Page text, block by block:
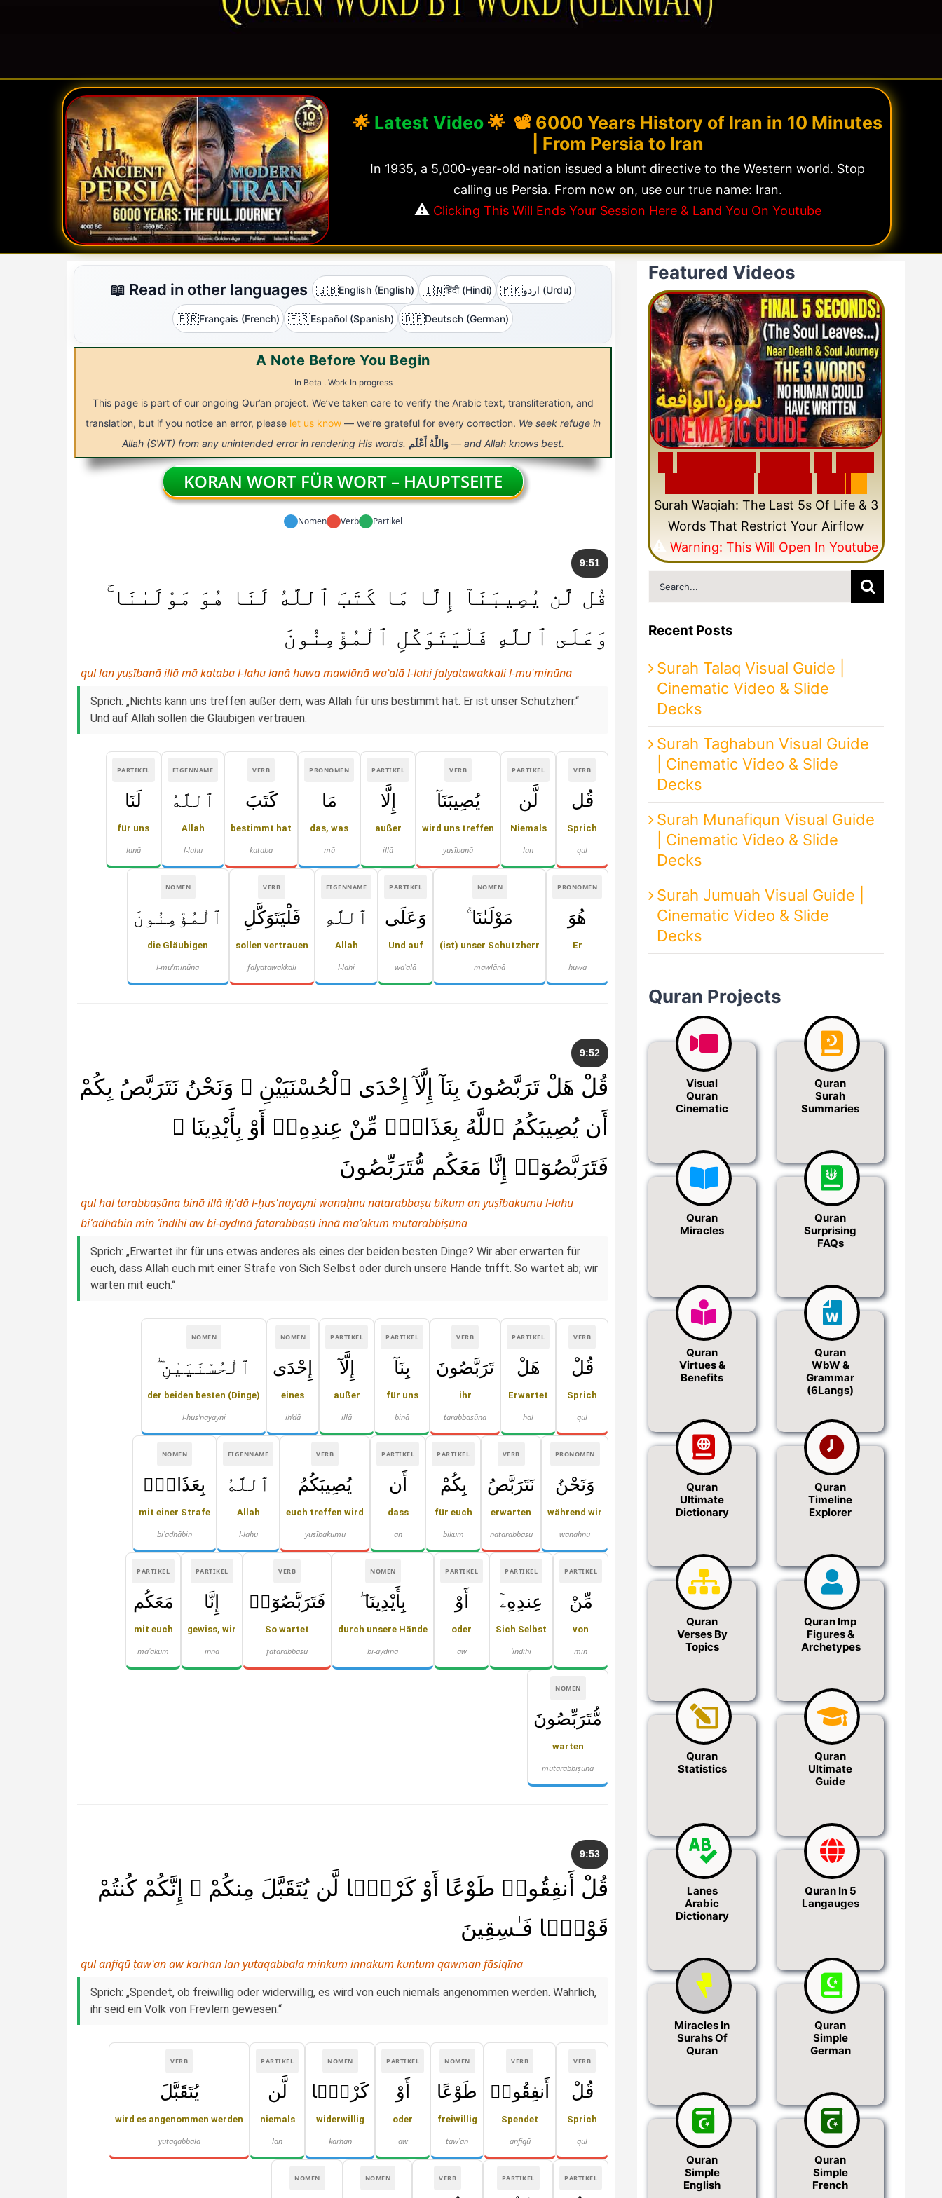
🌟 Latest Video🌟 📽️ 6000 Years History of Iran in 10 Minutes
| From Persia to Iran
In 1935, a 5,000-year-old nation issued a blunt directive to the Western world. Stop
calling us Persia. From now on, use our true name: Iran.
⚠️ Clicking This Will Ends Your Session Here & Land You On Youtube
📖 Read in other languages 🇬🇧English (English) 🇮🇳हिंदी (Hindi) 🇵🇰 اردو (Urdu)
🇫🇷Français (French) 🇪🇸Español (Spanish) 🇩🇪Deutsch (German)
A Note Before You Begin
In Beta . Work In progress
This page is part of our ongoing Qur’an project. We’ve taken care to verify the Arabic text, transliteration, and
translation, but if you notice an error, please let us know — we’re grateful for every correction. We seek refuge in
Allah (SWT) from any unintended error in rendering His words.
وَاللَّهُ أَعْلَم — and Allah knows best.
KORAN WORT FÜR WORT – HAUPTSEITE
Nomen Verb Partikel
9:51
قُل لَّن يُصِيبَنَآ إِلَّا مَا كَتَبَ ٱللَّهُ لَنَا هُوَ مَوْلَىٰنَا ۚ
وَعَلَى ٱللَّهِ فَلْيَتَوَكَّلِ ٱلْمُؤْمِنُونَ
qul lan yuṣībanā illā mā kataba l-lahu lanā huwa mawlānā waʿalā l-lahi falyatawakkali l-mu'minūna
Sprich: „Nichts kann uns treffen außer dem, was Allah für uns bestimmt hat. Er ist unser Schutzherr.“
Und auf Allah sollen die Gläubigen vertrauen.
VERB
قُل
Sprich
qul
PARTIKEL
لَّن
Niemals
lan
VERB
يُصِيبَنَآ
wird uns treffen
yuṣībanā
PARTIKEL
إِلَّا
außer
illā
PRONOMEN
مَا
das, was
mā
VERB
كَتَبَ
bestimmt hat
kataba
EIGENNAME
ٱللَّهُ
Allah
l-lahu
PARTIKEL
لَنَا
für uns
lanā
PRONOMEN
هُوَ
Er
huwa
NOMEN
مَوْلَىٰنَا ۚ
(ist) unser Schutzherr
mawlānā
PARTIKEL
وَعَلَى
Und auf
waʿalā
EIGENNAME
ٱللَّهِ
Allah
l-lahi
VERB
فَلْيَتَوَكَّلِ
sollen vertrauen
falyatawakkali
NOMEN
ٱلْمُؤْمِنُونَ
die Gläubigen
l-mu'minūna
9:52
قُلْ هَلْ تَرَبَّصُونَ بِنَآ إِلَّآ إِحْدَى ٱلْحُسْنَيَيْنِ ۖ وَنَحْنُ نَتَرَبَّصُ بِكُمْ
أَن يُصِيبَكُمُ ٱللَّهُ بِعَذَابٍۢ مِّنْ عِندِهِۦٓ أَوْ بِأَيْدِينَا ۖ
فَتَرَبَّصُوٓا۟ إِنَّا مَعَكُم مُّتَرَبِّصُونَ
qul hal tarabbaṣūna binā illā iḥ'dā l-ḥus'nayayni wanaḥnu natarabbaṣu bikum an yuṣībakumu l-lahu
biʿadhābin min ʿindihi aw bi-aydīnā fatarabbaṣū innā maʿakum mutarabbiṣūna
Sprich: „Erwartet ihr für uns etwas anderes als eines der beiden besten Dinge? Wir aber erwarten für
euch, dass Allah euch mit einer Strafe von Sich Selbst oder durch unsere Hände trifft. So wartet ab; wir
warten mit euch.“
VERB
قُلْ
Sprich
qul
PARTIKEL
هَلْ
Erwartet
hal
VERB
تَرَبَّصُونَ
ihr
tarabbaṣūna
PARTIKEL
بِنَآ
für uns
binā
PARTIKEL
إِلَّآ
außer
illā
NOMEN
إِحْدَى
eines
iḥ'dā
NOMEN
ٱلْحُسْنَيَيْنِ ۖ
der beiden besten (Dinge)
l-ḥus'nayayni
PRONOMEN
وَنَحْنُ
während wir
wanaḥnu
VERB
نَتَرَبَّصُ
erwarten
natarabbaṣu
PARTIKEL
بِكُمْ
für euch
bikum
PARTIKEL
أَن
dass
an
VERB
يُصِيبَكُمُ
euch treffen wird
yuṣībakumu
EIGENNAME
ٱللَّهُ
Allah
l-lahu
NOMEN
بِعَذَابٍۢ
mit einer Strafe
biʿadhābin
PARTIKEL
مِّنْ
von
min
PARTIKEL
عِندِهِۦٓ
Sich Selbst
ʿindihi
PARTIKEL
أَوْ
oder
aw
NOMEN
بِأَيْدِينَا ۖ
durch unsere Hände
bi-aydīnā
VERB
فَتَرَبَّصُوٓا۟
So wartet
fatarabbaṣū
PARTIKEL
إِنَّا
gewiss, wir
innā
PARTIKEL
مَعَكُم
mit euch
maʿakum
NOMEN
مُّتَرَبِّصُونَ
warten
mutarabbiṣūna
9:53
قُلْ أَنفِقُوا۟ طَوْعًا أَوْ كَرْهًۭا لَّن يُتَقَبَّلَ مِنكُمْ ۖ إِنَّكُمْ كُنتُمْ
قَوْمًۭا فَـٰسِقِينَ
qul anfiqū ṭawʿan aw karhan lan yutaqabbala minkum innakum kuntum qawman fāsiqīna
Sprich: „Spendet, ob freiwillig oder widerwillig, es wird von euch niemals angenommen werden. Wahrlich,
ihr seid ein Volk von Frevlern gewesen.“
VERB
قُلْ
Sprich
qul
VERB
أَنفِقُوا۟
Spendet
anfiqū
NOMEN
طَوْعًا
freiwillig
ṭawʿan
PARTIKEL
أَوْ
oder
aw
NOMEN
كَرْهًۭا
widerwillig
karhan
PARTIKEL
لَّن
niemals
lan
VERB
يُتَقَبَّلَ
wird es angenommen werden
yutaqabbala
PARTIKEL
PARTIKEL
VERB
NOMEN
NOMEN
Featured Videos
Surah Waqiah: The Last 5s Of Life & 3
Words That Restrict Your Airflow
⚠️ Warning: This Will Open In Youtube
Search
for:
Recent Posts
Surah Talaq Visual Guide |
Cinematic Video & Slide
Decks
Surah Taghabun Visual Guide
| Cinematic Video & Slide
Decks
Surah Munafiqun Visual Guide
| Cinematic Video & Slide
Decks
Surah Jumuah Visual Guide |
Cinematic Video & Slide
Decks
Quran Projects
Visual
Quran
Cinematic
Quran
Surah
Summaries
Quran
Miracles
Quran
Surprising
FAQs
Quran
Virtues &
Benefits
Quran
WbW &
Grammar
(6Langs)
Quran
Ultimate
Dictionary
Quran
Timeline
Explorer
Quran
Verses By
Topics
Quran Imp
Figures &
Archetypes
Quran
Statistics
Quran
Ultimate
Guide
Lanes
Arabic
Dictionary
Quran In 5
Langauges
Miracles In
Surahs Of
Quran
Quran
Simple
German
Quran
Simple
English
Quran
Simple
French